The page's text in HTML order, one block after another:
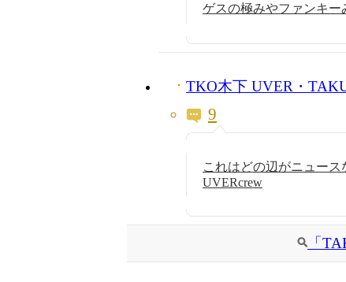
ゲスの極みやファンキー
TKO木下 UVER・
9
これはどの辺がニュー
UVERcrew
「